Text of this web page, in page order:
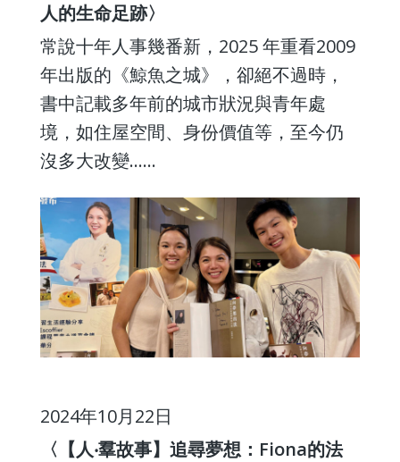
人的生命足跡〉
常說十年人事幾番新，2025 年重看2009
年出版的《鯨魚之城》，卻絕不過時，
書中記載多年前的城市狀況與青年處
境，如住屋空間、身份價值等，至今仍
沒多大改變......
2024年10月22日
〈【人‧羣故事】追尋夢想：Fiona的法